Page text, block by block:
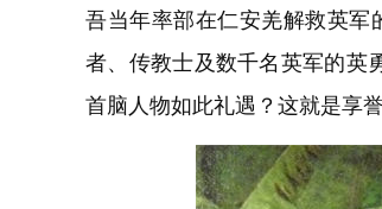
吾当年率部在仁安羌解救英军
者、传教士及数千名英军的英
首脑人物如此礼遇？这就是享